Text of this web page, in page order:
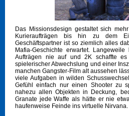
Das Missionsdesign gestaltet sich
Kurieraufträgen bis hin zu dem
Geschäftspartner ist so ziemlich alles
Mafia-Geschichte erwartet.
Aufträgen nie auf und 2K schaffte
spielerischer Abwechslung und einer
manchen Gangster-Film alt aussehen
viele Aufgaben in wilden
Gefühl einfach nur einen Shooter zu
nahezu allen Objekten in Deckung,
Granate jede Waffe als hätte er nie
haufenweise Feinde ins virtuelle Nirvana.